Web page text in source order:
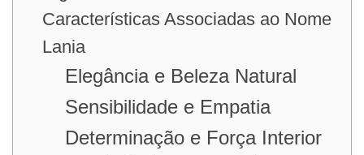
Características Associadas ao Nome
Lania
Elegância e Beleza Natural
Sensibilidade e Empatia
Determinação e Força Interior